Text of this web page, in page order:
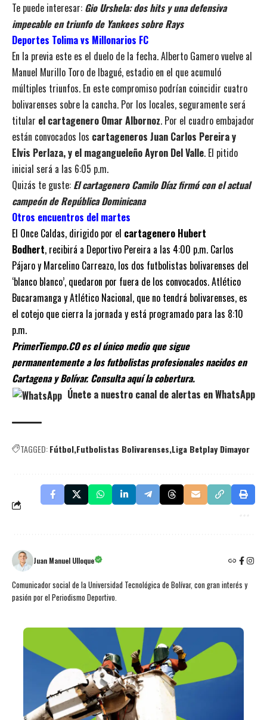
Te puede interesar: Gio Urshela: dos hits y una defensiva
impecable en triunfo de Yankees sobre Rays
Deportes Tolima vs Millonarios FC
En la previa este es el duelo de la fecha. Alberto Gamero vuelve al
Manuel Murillo Toro de Ibagué, estadio en el que acumuló
múltiples triunfos. En este compromiso podrían coincidir cuatro
bolivarenses sobre la cancha. Por los locales, seguramente será
titular el cartagenero Omar Albornoz. Por el cuadro embajador
están convocados los cartageneros Juan Carlos Pereira y
Elvis Perlaza, y el magangueleño Ayron Del Valle. El pitido
inicial será a las 6:05 p.m.
Quizás te guste: El cartagenero Camilo Díaz firmó con el actual
campeón de República Dominicana
Otros encuentros del martes
El Once Caldas, dirigido por el cartagenero Hubert
Bodhert, recibirá a Deportivo Pereira a las 4:00 p.m. Carlos
Pájaro y Marcelino Carreazo, los dos futbolistas bolivarenses del
‘blanco blanco’, quedaron por fuera de los convocados. Atlético
Bucaramanga y Atlético Nacional, que no tendrá bolivarenses, es
el cotejo que cierra la jornada y está programado para las 8:10
p.m.
PrimerTiempo.CO es el único medio que sigue
permanentemente a los futbolistas profesionales nacidos en
Cartagena y Bolívar. Consulta aquí la cobertura.
Únete a nuestro canal de alertas en WhatsApp
TAGGED:Fútbol Futbolistas Bolivarenses Liga Betplay Dimayor
Juan Manuel Ulloque
Comunicador social de la Universidad Tecnológica de Bolívar, con gran interés y
pasión por el Periodismo Deportivo.